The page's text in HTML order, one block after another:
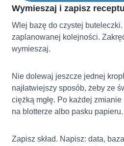
Wymieszaj i zapisz
Wlej bazę do czystej
zaplanowanej kolejności.
wymieszaj.
Nie dolewaj jeszcze jednej
najłatwiejszy sposób, żeby ze
ciężką mgłę. Po każdej
na blotterze albo pasku papieru.
Zapisz skład. Napisz: data,